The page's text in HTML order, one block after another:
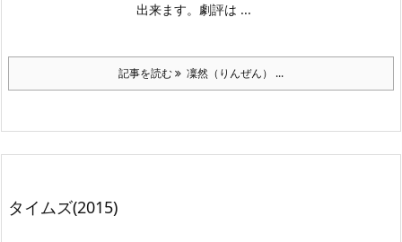
出来ます。劇評は ...
記事を読む 凜然（りんぜん） ...
タイムズ(2015)